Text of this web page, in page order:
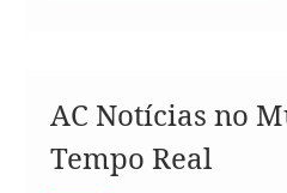
AC Notícias no
Tempo Real